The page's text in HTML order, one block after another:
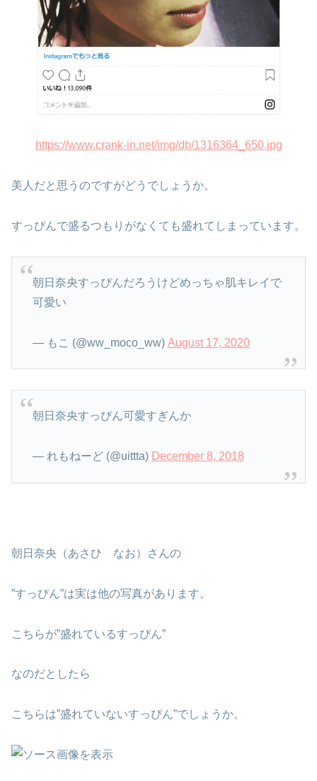
https://www.crank-in.net/img/db/1316364_650.jpg
美人だと思うのですがどうでしょうか。
すっぴんで盛るつもりがなくても盛れてしまっています。
朝日奈央すっぴんだろうけどめっちゃ肌キレイで
可愛い
— もこ (@ww_moco_ww) August 17, 2020
朝日奈央すっぴん可愛すぎんか
— れもねーど (@uittta) December 8, 2018
朝日奈央（あさひ なお）さんの
”すっぴん”は実は他の写真があります。
こちらが”盛れているすっぴん”
なのだとしたら
こちらは”盛れていないすっぴん”でしょうか。